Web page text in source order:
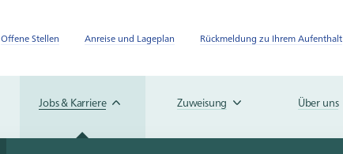
Offene Stellen Anreise und Lageplan Rückmeldung zu Ihrem Aufenthalt
Jobs & Karriere Zuweisung Über uns